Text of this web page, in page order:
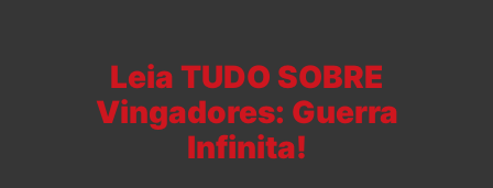
Leia TUDO SOBRE
Vingadores: Guerra
Infinita!